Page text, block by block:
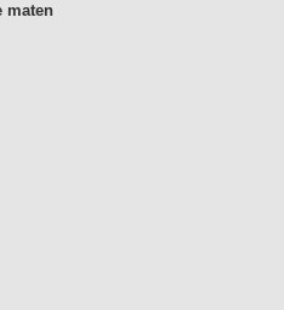
maten